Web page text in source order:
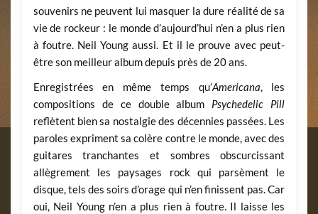
souvenirs ne peuvent lui masquer la dure réalité de sa
vie de rockeur : le monde d’aujourd’hui n’en a plus rien
à foutre. Neil Young aussi. Et il le prouve avec peut-
être son meilleur album depuis près de 20 ans.
Enregistrées en même temps qu’Americana, les
compositions de ce double album Psychedelic Pill
reflètent bien sa nostalgie des décennies passées. Les
paroles expriment sa colère contre le monde, avec des
guitares tranchantes et sombres obscurcissant
allègrement les paysages rock qui parsèment le
disque, tels des soirs d’orage qui n’en finissent pas. Car
oui, Neil Young n’en a plus rien à foutre. Il laisse les